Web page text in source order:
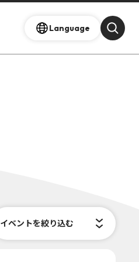
Language
イベントを絞り込む